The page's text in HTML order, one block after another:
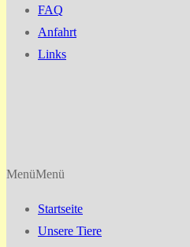
FAQ
Anfahrt
Links
MenüMenü
Startseite
Unsere Tiere